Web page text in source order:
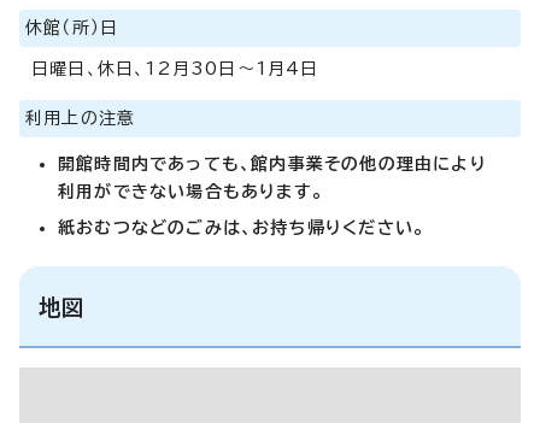
休館（所）日
日曜日、休日、12月30日～1月4日
利用上の注意
開館時間内であっても、館内事業その他の理由により
利用ができない場合もあります。
紙おむつなどのごみは、お持ち帰りください。
地図